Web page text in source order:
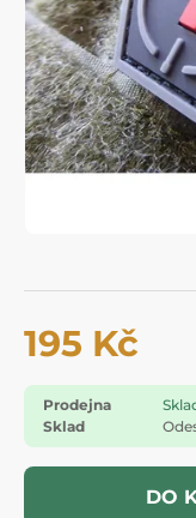
195 Kč
Prodejna
Sklad
DO